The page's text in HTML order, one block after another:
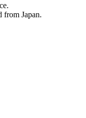
from Japan.